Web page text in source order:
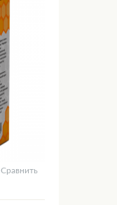
Сравнить